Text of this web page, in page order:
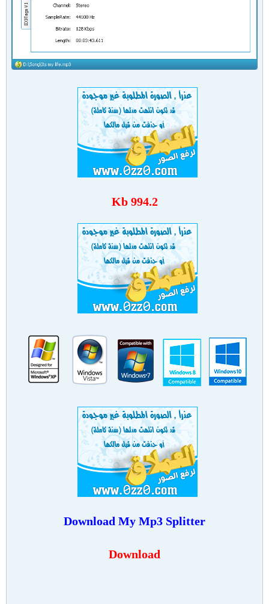
994.2 Kb
Download My Mp3 Splitter
Download